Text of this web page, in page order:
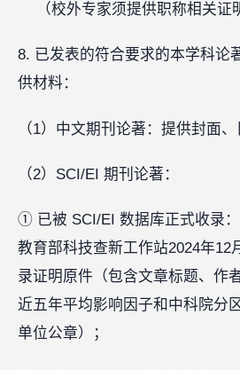
（校外专家须提供职称相关证
8. 已发表的符合要求的本学科论
供材料：
（1）中文期刊论著：提供封面、
（2）SCI/EI 期刊论著：
① 已被 SCI/EI 数据库正式收录
教育部科技查新工作站2024年12
录证明原件（包含文章标题、作
近五年平均影响因子和中科院分
单位公章）；